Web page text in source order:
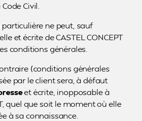
Civil.
ne peut, sauf
et écrite de CASTEL CONCEPT
conditions générales.
(conditions générales
par le client sera, à défaut
et écrite, inopposable à
quel que soit le moment où elle
à sa connaissance.